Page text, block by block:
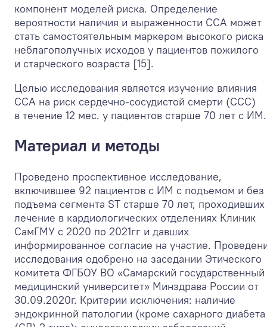
компонент моделей риска. Определение
вероятности наличия и выраженности ССА может
стать самостоятельным маркером высокого риска
неблагополучных исходов у пациентов пожилого
и старческого возраста [15].
Целью исследования является изучение влияния
ССА на риск сердечно-сосудистой смерти (ССС)
в течение 12 мес. у пациентов старше 70 лет с ИМ.
Материал и методы
Проведено проспективное исследование,
включившее 92 пациентов с ИМ с подъемом и без
подъема сегмента ST старше 70 лет, проходивших
лечение в кардиологических отделениях Клиник
СамГМУ с 2020 по 2021гг и давших
информированное согласие на участие.
исследования одобрено на заседании Этического
комитета ФГБОУ ВО «Самарский государственный
медицинский университет» Минздрава России от
30.09.2020г. Критерии исключения: наличие
эндокринной патологии (кроме сахарного диабета